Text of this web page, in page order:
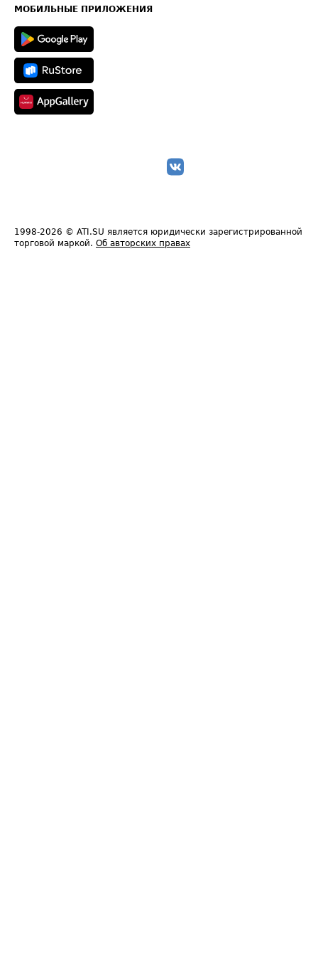
Техническая информация
МОБИЛЬНЫЕ ПРИЛОЖЕНИЯ
1998-2026 © ATI.SU является юридически зарегистрированной
торговой маркой. Об авторских правах